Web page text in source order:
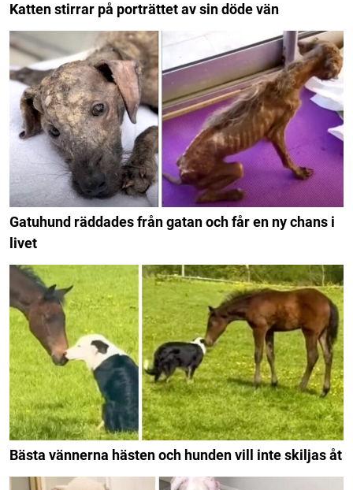
Katten stirrar på porträttet av sin döde vän
Gatuhund räddades från gatan och får en ny chans i
livet
Bästa vännerna hästen och hunden vill inte skiljas åt